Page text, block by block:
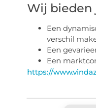
Wij bieden
Een
verschil
Een
Een
https://